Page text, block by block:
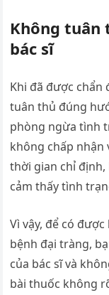
Không tuân
bác sĩ
Khi đã được chẩn
tuân thủ đúng
phòng ngừa tình
không chấp nhận
thời gian chỉ
cảm thấy tình
Vì vậy, để có
bệnh đại tràng,
của bác sĩ và
bài thuốc không